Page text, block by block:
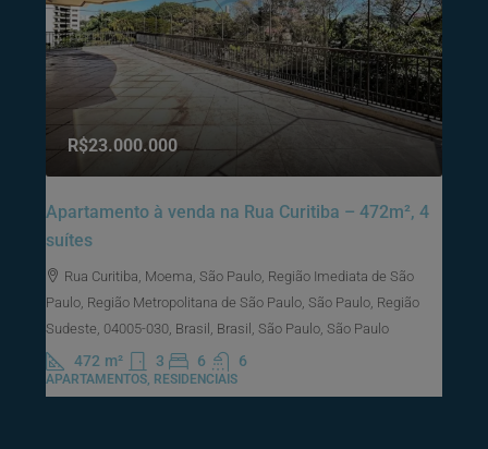
R$23.000.000
Apartamento à venda na Rua Curitiba – 472m², 4
suítes
Rua Curitiba, Moema, São Paulo, Região Imediata de São
Paulo, Região Metropolitana de São Paulo, São Paulo, Região
Sudeste, 04005-030, Brasil, Brasil, São Paulo, São Paulo
472 m² 3 6 6
APARTAMENTOS, RESIDENCIAIS